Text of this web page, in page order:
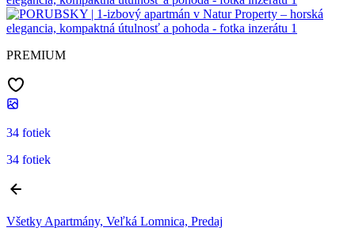
PREMIUM
34 fotiek
34 fotiek
Všetky Apartmány, Veľká Lomnica, Predaj